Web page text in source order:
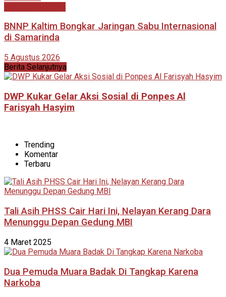
BNNP Kaltim Bongkar Jaringan Sabu Internasional
di Samarinda
5 Agustus 2026
Berita Selanjutnya
DWP Kukar Gelar Aksi Sosial di Ponpes Al
Farisyah Hasyim
Trending
Komentar
Terbaru
Tali Asih PHSS Cair Hari Ini, Nelayan Kerang Dara
Menunggu Depan Gedung MBI
4 Maret 2025
Dua Pemuda Muara Badak Di Tangkap Karena
Narkoba